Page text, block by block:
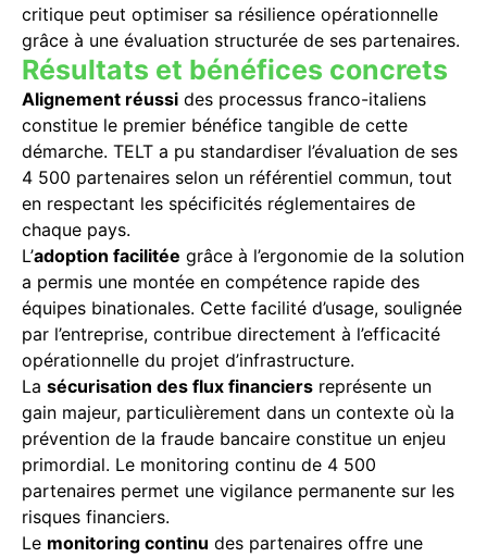
critique peut optimiser sa résilience opérationnelle
grâce à une évaluation structurée de ses partenaires.
Résultats et bénéfices concrets
Alignement réussi des processus franco-italiens
constitue le premier bénéfice tangible de cette
démarche. TELT a pu standardiser l’évaluation de ses
4 500 partenaires selon un référentiel commun, tout
en respectant les spécificités réglementaires de
chaque pays.
L’adoption facilitée grâce à l’ergonomie de la solution
a permis une montée en compétence rapide des
équipes binationales. Cette facilité d’usage, soulignée
par l’entreprise, contribue directement à l’efficacité
opérationnelle du projet d’infrastructure.
La sécurisation des flux financiers représente un
gain majeur, particulièrement dans un contexte où la
prévention de la fraude bancaire constitue un enjeu
primordial. Le monitoring continu de 4 500
partenaires permet une vigilance permanente sur les
risques financiers.
Le monitoring continu des partenaires offre une